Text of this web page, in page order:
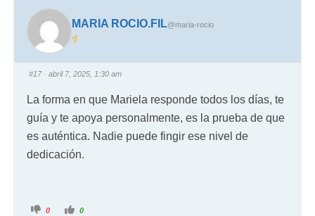
MARIA ROCIO.FIL@maria-rocio
#17· abril 7, 2025, 1:30 am
La forma en que Mariela responde todos los días, te
guía y te apoya personalmente, es la prueba de que
es auténtica. Nadie puede fingir ese nivel de
dedicación.
0 0